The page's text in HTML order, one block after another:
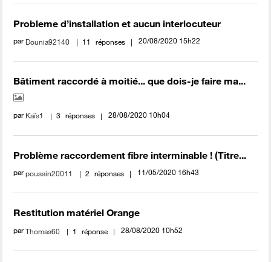
Probleme d’installation et aucun interlocuteur
par Dounia92140 11 réponses ‎20/08/2020 15h22
Bâtiment raccordé à moitié... que dois-je faire ma...
par Kaïs1 3 réponses ‎28/08/2020 10h04
Problème raccordement fibre interminable ! (Titre...
parpoussin20011 2 réponses ‎11/05/2020 16h43
Restitution matériel Orange
parThomas60 1 réponse ‎28/08/2020 10h52